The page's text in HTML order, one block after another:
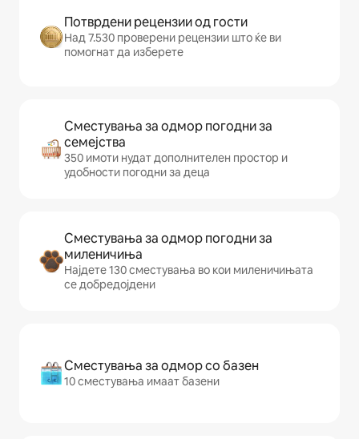
Потврдени рецензии од гости
Над 7.530 проверени рецензии што ќе ви
помогнат да изберете
Сместувања за одмор погодни за
семејства
350 имоти нудат дополнителен простор и
удобности погодни за деца
Сместувања за одмор погодни за
миленичиња
Најдете 130 сместувања во кои миленичињата
се добредојдени
Сместувања за одмор со базен
10 сместувања имаат базени